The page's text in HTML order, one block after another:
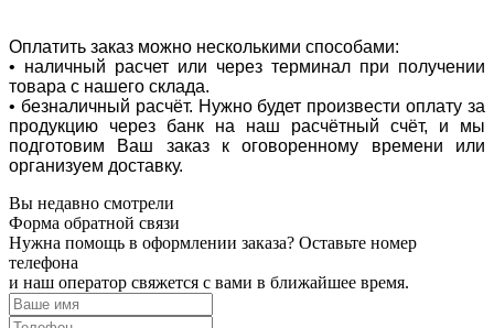
Оплатить заказ можно несколькими способами:
• наличный расчет или через терминал при получении
товара с нашего склада.
• безналичный расчёт. Нужно будет произвести оплату за
продукцию через банк на наш расчётный счёт, и мы
подготовим Ваш заказ к оговоренному времени или
организуем доставку.
Вы недавно смотрели
Форма обратной связи
Нужна помощь в оформлении заказа? Оставьте номер
телефона
и наш оператор свяжется с вами в ближайшее время.